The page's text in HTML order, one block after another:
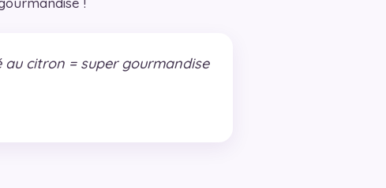
au citron = super gourmandise